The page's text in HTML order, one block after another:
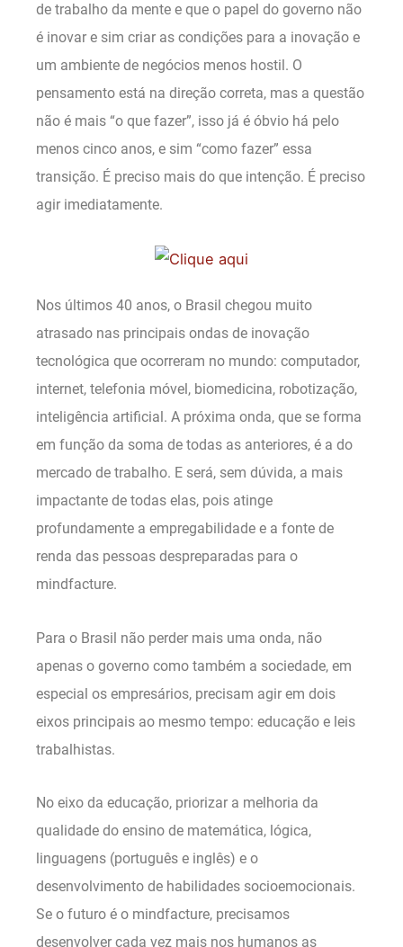
de trabalho da mente e que o papel do governo não
é inovar e sim criar as condições para a inovação e
um ambiente de negócios menos hostil. O
pensamento está na direção correta, mas a questão
não é mais “o que fazer”, isso já é óbvio há pelo
menos cinco anos, e sim “como fazer” essa
transição. É preciso mais do que intenção. É preciso
agir imediatamente.
Nos últimos 40 anos, o Brasil chegou muito
atrasado nas principais ondas de inovação
tecnológica que ocorreram no mundo: computador,
internet, telefonia móvel, biomedicina, robotização,
inteligência artificial. A próxima onda, que se forma
em função da soma de todas as anteriores, é a do
mercado de trabalho. E será, sem dúvida, a mais
impactante de todas elas, pois atinge
profundamente a empregabilidade e a fonte de
renda das pessoas despreparadas para o
mindfacture.
Para o Brasil não perder mais uma onda, não
apenas o governo como também a sociedade, em
especial os empresários, precisam agir em dois
eixos principais ao mesmo tempo: educação e leis
trabalhistas.
No eixo da educação, priorizar a melhoria da
qualidade do ensino de matemática, lógica,
linguagens (português e inglês) e o
desenvolvimento de habilidades socioemocionais.
Se o futuro é o mindfacture, precisamos
desenvolver cada vez mais nos humanos as